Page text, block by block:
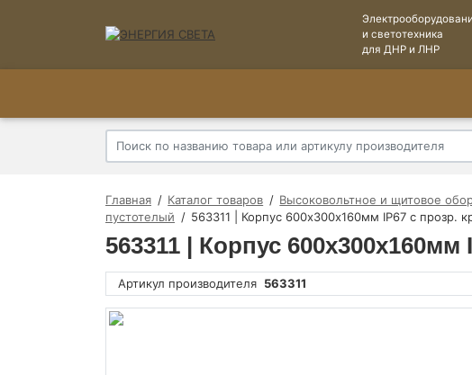
и светотехника
для ДНР и ЛНР
Главная Каталог товаров Высоковольтное и щитовое
пустотелый
563311 | Корпус 600х300х160мм IP67 с прозр.
563311 | Корпус
Артикул производителя 563311